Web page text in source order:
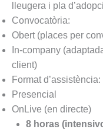
lleugera i pla
Convocatòria:
Obert (places per
In-company
client)
Format d’assistència:
Presencial
OnLive (en directe)
8 horas